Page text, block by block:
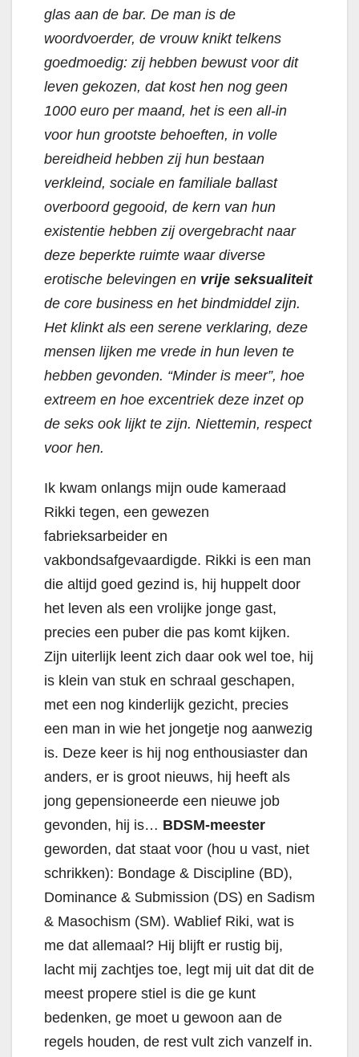
glas aan de bar. De man is de
woordvoerder, de vrouw knikt telkens
goedmoedig: zij hebben bewust voor dit
leven gekozen, dat kost hen nog geen
1000 euro per maand, het is een all-in
voor hun grootste behoeften, in volle
bereidheid hebben zij hun bestaan
verkleind, sociale en familiale ballast
overboord gegooid, de kern van hun
existentie hebben zij overgebracht naar
deze beperkte ruimte waar diverse
erotische belevingen en vrije seksualiteit
de core business en het bindmiddel zijn.
Het klinkt als een serene verklaring, deze
mensen lijken me vrede in hun leven te
hebben gevonden. “Minder is meer”, hoe
extreem en hoe excentriek deze inzet op
de seks ook lijkt te zijn. Niettemin, respect
voor hen.
Ik kwam onlangs mijn oude kameraad
Rikki tegen, een gewezen
fabrieksarbeider en
vakbondsafgevaardigde. Rikki is een man
die altijd goed gezind is, hij huppelt door
het leven als een vrolijke jonge gast,
precies een puber die pas komt kijken.
Zijn uiterlijk leent zich daar ook wel toe, hij
is klein van stuk en schraal geschapen,
met een nog kinderlijk gezicht, precies
een man in wie het jongetje nog aanwezig
is. Deze keer is hij nog enthousiaster dan
anders, er is groot nieuws, hij heeft als
jong gepensioneerde een nieuwe job
gevonden, hij is… BDSM-meester
geworden, dat staat voor (hou u vast, niet
schrikken): Bondage & Discipline (BD),
Dominance & Submission (DS) en Sadism
& Masochism (SM). Wablief Riki, wat is
me dat allemaal? Hij blijft er rustig bij,
lacht mij zachtjes toe, legt mij uit dat dit de
meest propere stiel is die ge kunt
bedenken, ge moet u gewoon aan de
regels houden, de rest vult zich vanzelf in.